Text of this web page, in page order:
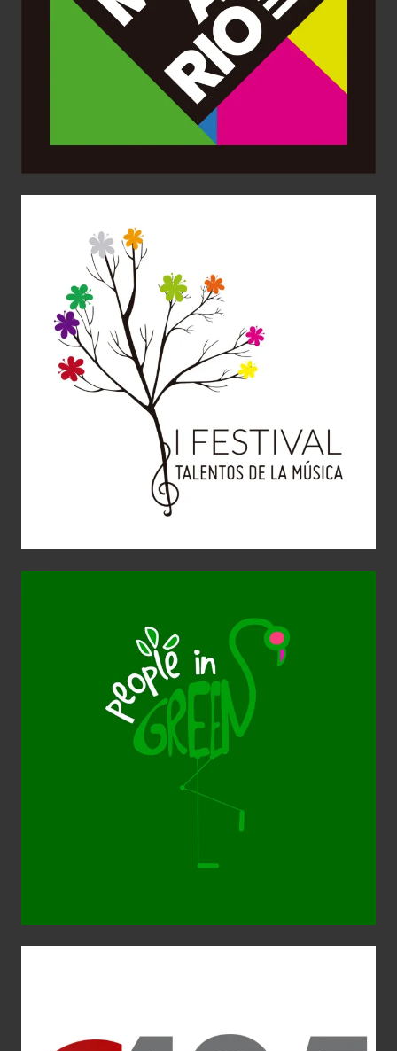
Aplicaciones gráficas Diseño Gráfico Identidad corporativa
Imagen Corporativa
Logotipo
Jóvenes Talentos de la Música
Aplicaciones gráficas Diseño Gráfico Identidad corporativa
Imagen Corporativa
People in Green
Aplicaciones gráficas Diseño Gráfico
Imagen de Empresa